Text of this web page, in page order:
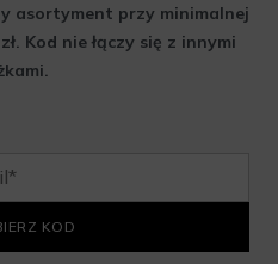
asortyment przy minimalnej
Kod nie łączy się z innymi
KOD